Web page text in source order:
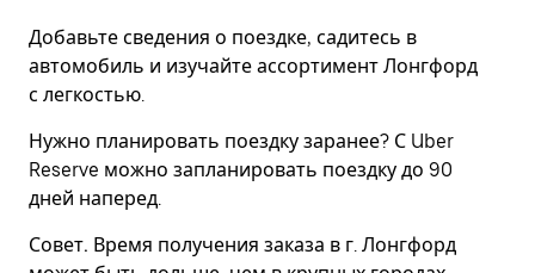
Добавьте сведения о поездке, садитесь в
автомобиль и изучайте ассортимент Лонгфорд
с легкостью.
Нужно планировать поездку заранее? С Uber
Reserve можно запланировать поездку до 90
дней наперед.
Совет. Время получения заказа в г. Лонгфорд